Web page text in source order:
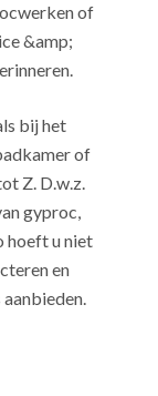
of
&amp;
bij het
of
Z. D.w.z.
gyproc,
hoeft u niet
en